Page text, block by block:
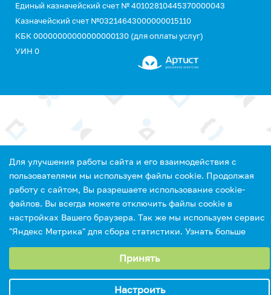
Единый казначейский счет № 40102810445370000043
Казначейский счет №03214643000000015110
КБК 00000000000000000130 (для оплаты услуг)
УИН 0
Для улучшения работы сайта и его взаимодействия с
пользователями мы используем файлы cookie. Продолжая
работу с сайтом, Вы разрешаете использование cookie-
файлов. Вы всегда можете отключить файлы cookie в
настройках Вашего браузера. Так же мы используем сервис
"Яндекс Метрика" для сбора статистики. Узнать больше
Выберите настройки cookie
Аналитические/Функциональные
Принять
Настроить